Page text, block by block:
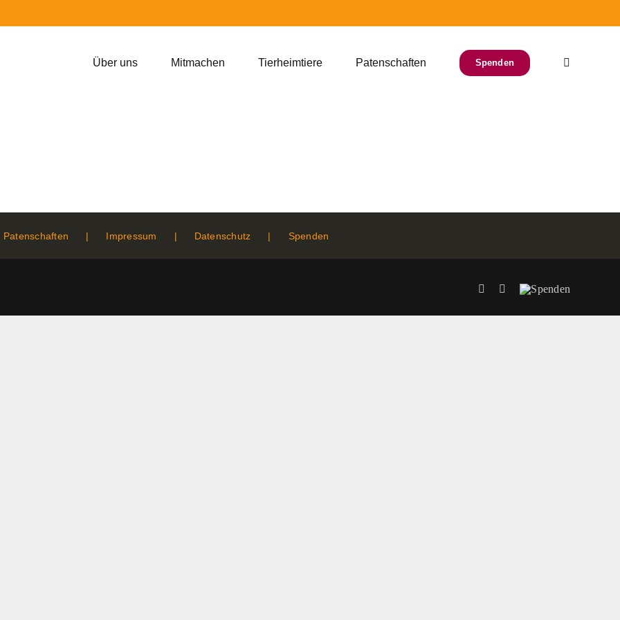
Über uns Mitmachen Tierheimtiere Patenschaften Spenden
Patenschaften Impressum Datenschutz Spenden
FacebookInstagram
Spenden